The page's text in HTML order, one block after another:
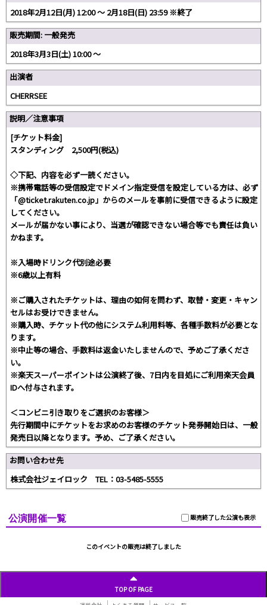
2018年2月12日(月) 12:00 〜 2月18日(日) 23:59 ※終了
販売期間: 一般発売
2018年3月3日(土) 10:00 〜
出演者
CHERRSEE
説明／注意事項
[チケット料金]
スタンディング 2,500円(税込)
◇下記、内容を必ず一読ください。
※携帯電話等の受信設定でドメイン指定受信を設定している方は、必ず
「@ticket.rakuten.co.jp」からのメールを事前に受信できるように設定
してください。
メールが届かない事により、当選が確認できない場合等でも責任は負い
かねます。
※入場時ドリンク代別途必要
※6歳以上有料
※ご購入されたチケットは、理由の如何を問わず、取替・変更・キャン
セルはお受けできません。
※購入時、チケット代の他にシステム利用料等、各種手数料が必要とな
ります。
※中止等の場合、手数料は返金いたしませんので、予めご了承くださ
い。
※楽天スーパーポイントは公演終了後、7日内を目処にご利用楽天会員
IDへ付与されます。
＜コンビニ引き取りをご選択のお客様＞
先行期間中にチケットをお求めのお客様のチケット発券開始日は、一般
発売日以降となります。予め、ご了承ください。
お問い合わせ先
株式会社ジェイロック TEL：03-5485-5555
販売終了した公演も表示
公演開催一覧
このイベントの販売は終了しました
TOP OF PAGE